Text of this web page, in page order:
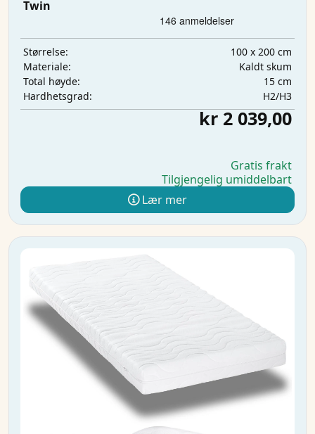
Twin
Størrelse:
100 x 200 cm
Materiale:
Kaldt skum
Total høyde:
15 cm
Hardhetsgrad:
H2/H3
kr 2 039,00
Gratis frakt
Tilgjengelig umiddelbart
Lær mer